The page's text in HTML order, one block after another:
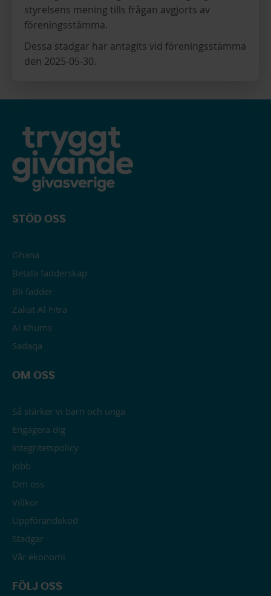
styrelsens mening tills frågan avgjorts av
föreningsstämma.
Dessa stadgar har antagits vid föreningsstämma
den 2025-05-30.
STÖD OSS
Ghana
Betala fadderskap
Bli fadder
Zakat Al Fitra
Al Khums
Sadaqa
OM OSS
Så stärker vi barn och unga
Engagera dig
Integritetspolicy
Jobb
Om oss
Villkor
Uppförandekod
Stadgar
Vår ekonomi
FÖLJ OSS